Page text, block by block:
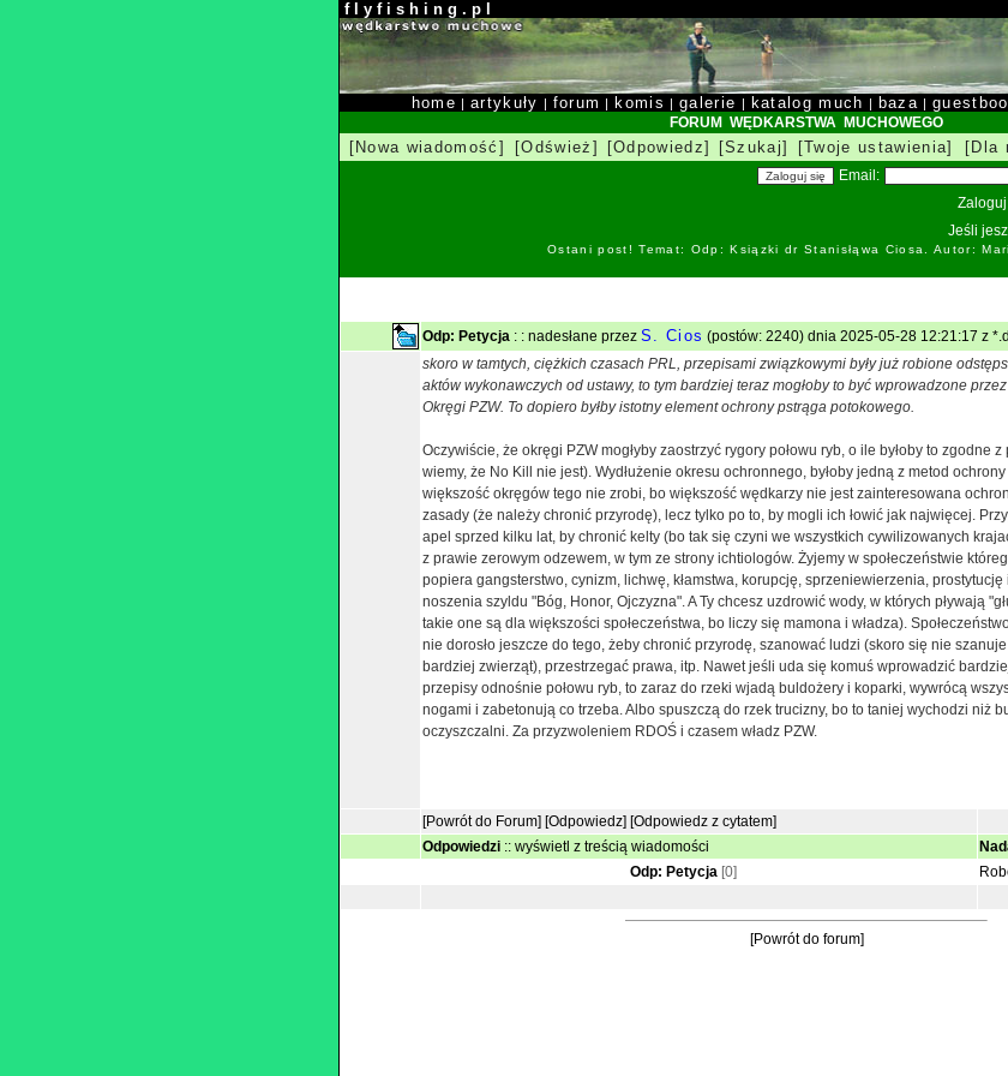
f l y f i s h i n g . p l
home |artykuły | forum | komis |galerie | katalog much | baza |
FORUM WĘDKARSTWA MUCHOWEGO
[Nowa wiadomość] [Odśwież] [Odpowiedz] [Szukaj] [Twoje ustawienia] [Dla
Email:
Jeśli
Ostani post! Temat: Odp: Ksiązki dr Stanisłąwa Ciosa. Autor:
Odp: Petycja : : nadesłane przez S. Cios (postów: 2240) dnia 2025-05-28 12:21:17 z
skoro w tamtych, ciężkich czasach PRL, przepisami związkowymi były już robione
aktów wykonawczych od ustawy, to tym bardziej teraz mogłoby to być wprowadzone
Okręgi PZW. To dopiero byłby istotny element ochrony pstrąga potokowego.
Oczywiście, że okręgi PZW mogłyby zaostrzyć rygory połowu ryb, o ile byłoby to zgodne
wiemy, że No Kill nie jest). Wydłużenie okresu ochronnego, byłoby jedną z metod ochrony
większość okręgów tego nie zrobi, bo większość wędkarzy nie jest zainteresowana
zasady (że należy chronić przyrodę), lecz tylko po to, by mogli ich łowić jak najwięcej.
apel sprzed kilku lat, by chronić kelty (bo tak się czyni we wszystkich cywilizowanych
z prawie zerowym odzewem, w tym ze strony ichtiologów. Żyjemy w społeczeństwie
popiera gangsterstwo, cynizm, lichwę, kłamstwa, korupcję, sprzeniewierzenia, prostytucję
noszenia szyldu "Bóg, Honor, Ojczyzna". A Ty chcesz uzdrowić wody, w których pływają
takie one są dla większości społeczeństwa, bo liczy się mamona i władza).
nie dorosło jeszcze do tego, żeby chronić przyrodę, szanować ludzi (skoro się nie
bardziej zwierząt), przestrzegać prawa, itp. Nawet jeśli uda się komuś wprowadzić
przepisy odnośnie połowu ryb, to zaraz do rzeki wjadą buldożery i koparki, wywrócą
nogami i zabetonują co trzeba. Albo spuszczą do rzek trucizny, bo to taniej wychodzi niż
oczyszczalni. Za przyzwoleniem RDOŚ i czasem władz PZW.
[Powrót do Forum] [Odpowiedz] [Odpowiedz z cytatem]
Odpowiedzi :: wyświetl z treścią wiadomości
Odp: Petycja [0]
[Powrót do forum]